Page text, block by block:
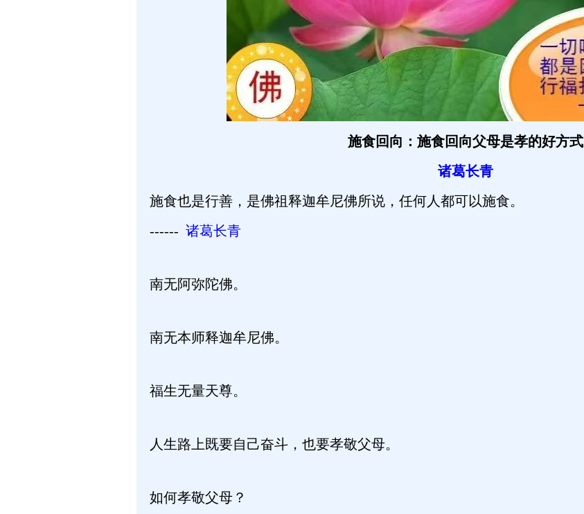
施食回向：施食回向父母是孝的好方式
诸葛长青
施食也是行善，是佛祖释迦牟尼佛所说，任何人都可以施食。
------ 诸葛长青
南无阿弥陀佛。
南无本师释迦牟尼佛。
福生无量天尊。
人生路上既要自己奋斗，也要孝敬父母。
如何孝敬父母？